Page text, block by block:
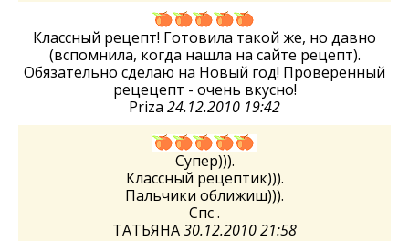
Классный рецепт! Готовила такой же, но давно
(вспомнила, когда нашла на сайте рецепт).
Обязательно сделаю на Новый год! Проверенный
рецецепт - очень вкусно!
Priza 24.12.2010 19:42
Супер))).
Классный рецептик))).
Пальчики оближиш))).
Спс .
ТАТЬЯНА30.12.2010 21:58